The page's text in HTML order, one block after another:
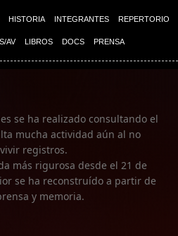
HISTORIA INTEGRANTES REPERTORIO
AV LIBROS DOCS PRENSA
se ha realizado consultando el
mucha actividad aún al no
registros.
más rigurosa desde el 21 de
se ha reconstruído a partir de
y memoria.